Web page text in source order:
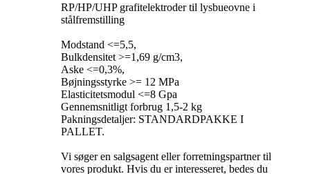
RP/HP/UHP grafitelektroder til lysbueovne i
stålfremstilling
Modstand <=5,5,
Bulkdensitet >=1,69 g/cm3,
Aske <=0,3%,
Bøjningsstyrke >= 12 MPa
Elasticitetsmodul <=8 Gpa
Gennemsnitligt forbrug 1,5-2 kg
Pakningsdetaljer: STANDARDPAKKE I
PALLET.
Vi søger en salgsagent eller forretningspartner til
vores produkt. Hvis du er interesseret, bedes du